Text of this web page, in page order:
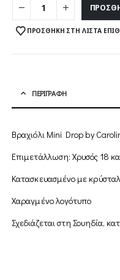
ΠΡΟΣΘΉΚΗ ΣΤΗ ΛΊΣΤΑ
ΠΕΡΙΓΡΑΦΉ
Βραχιόλι Mini Drop by
Επιμετάλλωση: Χρυσός 18
Κατασκευασμένο με
Χαραγμένο λογότυπο
Σχεδιάζεται στη Σουηδία,